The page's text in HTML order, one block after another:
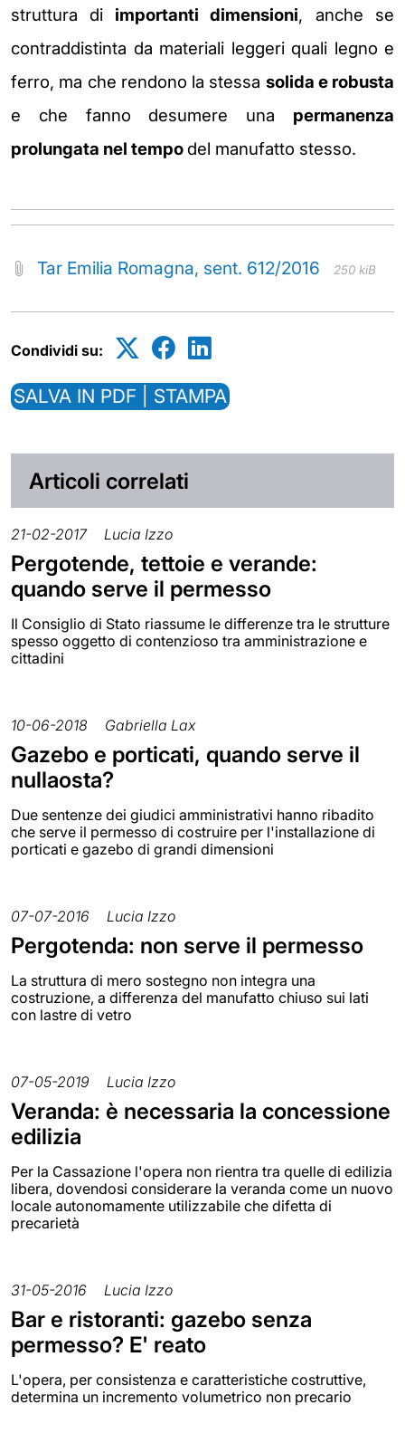
struttura di importanti dimensioni, anche se
contraddistinta da materiali leggeri quali legno e
ferro, ma che rendono la stessa solida e robusta
e che fanno desumere una permanenza
prolungata nel tempo del manufatto stesso.
Tar Emilia Romagna, sent. 612/2016 250 kiB
Condividi su:
SALVA IN PDF | STAMPA
Articoli correlati
21-02-2017 Lucia Izzo
Pergotende, tettoie e verande:
quando serve il permesso
Il Consiglio di Stato riassume le differenze tra le strutture
spesso oggetto di contenzioso tra amministrazione e
cittadini
10-06-2018 Gabriella Lax
Gazebo e porticati, quando serve il
nullaosta?
Due sentenze dei giudici amministrativi hanno ribadito
che serve il permesso di costruire per l'installazione di
porticati e gazebo di grandi dimensioni
07-07-2016 Lucia Izzo
Pergotenda: non serve il permesso
La struttura di mero sostegno non integra una
costruzione, a differenza del manufatto chiuso sui lati
con lastre di vetro
07-05-2019 Lucia Izzo
Veranda: è necessaria la concessione
edilizia
Per la Cassazione l'opera non rientra tra quelle di edilizia
libera, dovendosi considerare la veranda come un nuovo
locale autonomamente utilizzabile che difetta di
precarietà
31-05-2016 Lucia Izzo
Bar e ristoranti: gazebo senza
permesso? E' reato
L'opera, per consistenza e caratteristiche costruttive,
determina un incremento volumetrico non precario